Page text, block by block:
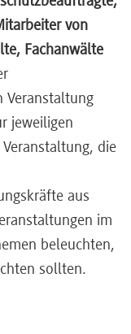
von
Fachanwälte
Veranstaltung
jeweiligen
die
aus
im
beleuchten,
sollten.